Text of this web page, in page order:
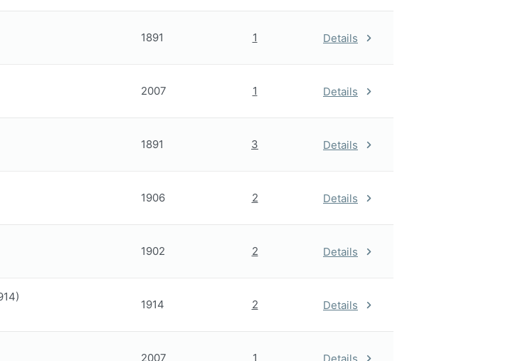
1891 1 Details
2007 1 Details
1891 3 Details
1906 2 Details
1902 2 Details
1914 2 Details
2007 1